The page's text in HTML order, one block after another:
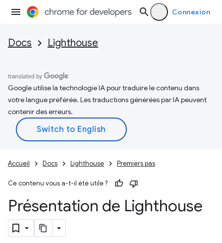
Connexion
Docs Lighthouse
Google utilise la technologie IA pour traduire le contenu dans
votre langue préférée. Les traductions générées par IA peuvent
contenir des erreurs.
Accueil Docs Lighthouse Premiers pas
Ce contenu vous a-t-il été utile ?
Présentation de Lighthouse